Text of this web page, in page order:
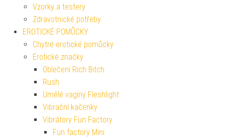
Vzorky a testery
Zdravotnické potřeby
EROTICKÉ POMŮCKY
Chytré erotické pomůcky
Erotické značky
Oblečení Rich Bitch
Rush
Umělé vagíny Fleshlight
Vibrační kačenky
Vibrátory Fun Factory
Fun factory Mini